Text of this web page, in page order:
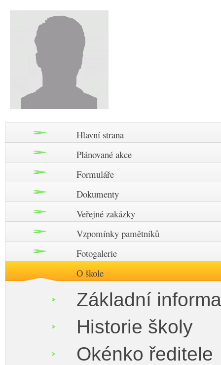
Hlavní strana
Plánované akce
Formuláře
Dokumenty
Veřejné zakázky
Vzpomínky pamětníků
Fotogalerie
O škole
Základní
Historie školy
Okénko ředitele